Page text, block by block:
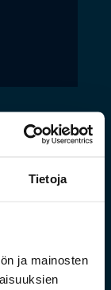
Tietoja
ja mainosten